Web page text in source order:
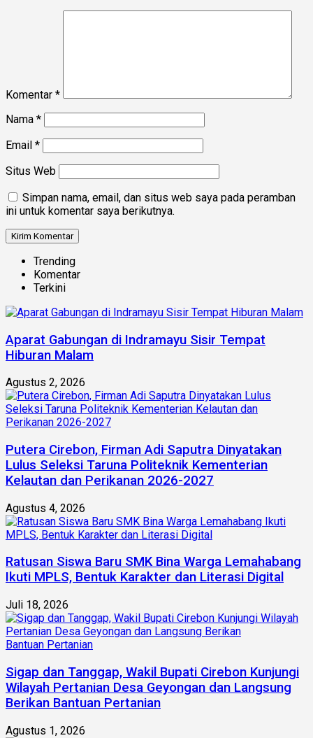
Komentar *
Nama *
Email *
Situs Web
Simpan nama, email, dan situs web saya pada peramban
ini untuk komentar saya berikutnya.
Trending
Komentar
Terkini
Aparat Gabungan di Indramayu Sisir Tempat
Hiburan Malam
Agustus 2, 2026
Putera Cirebon, Firman Adi Saputra Dinyatakan
Lulus Seleksi Taruna Politeknik Kementerian
Kelautan dan Perikanan 2026-2027
Agustus 4, 2026
Ratusan Siswa Baru SMK Bina Warga Lemahabang
Ikuti MPLS, Bentuk Karakter dan Literasi Digital
Juli 18, 2026
Sigap dan Tanggap, Wakil Bupati Cirebon Kunjungi
Wilayah Pertanian Desa Geyongan dan Langsung
Berikan Bantuan Pertanian
Agustus 1, 2026